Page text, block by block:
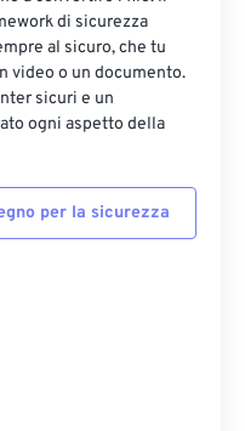
di sicurezza
al sicuro, che tu
video o un documento.
sicuri e un
ogni aspetto della
per la sicurezza